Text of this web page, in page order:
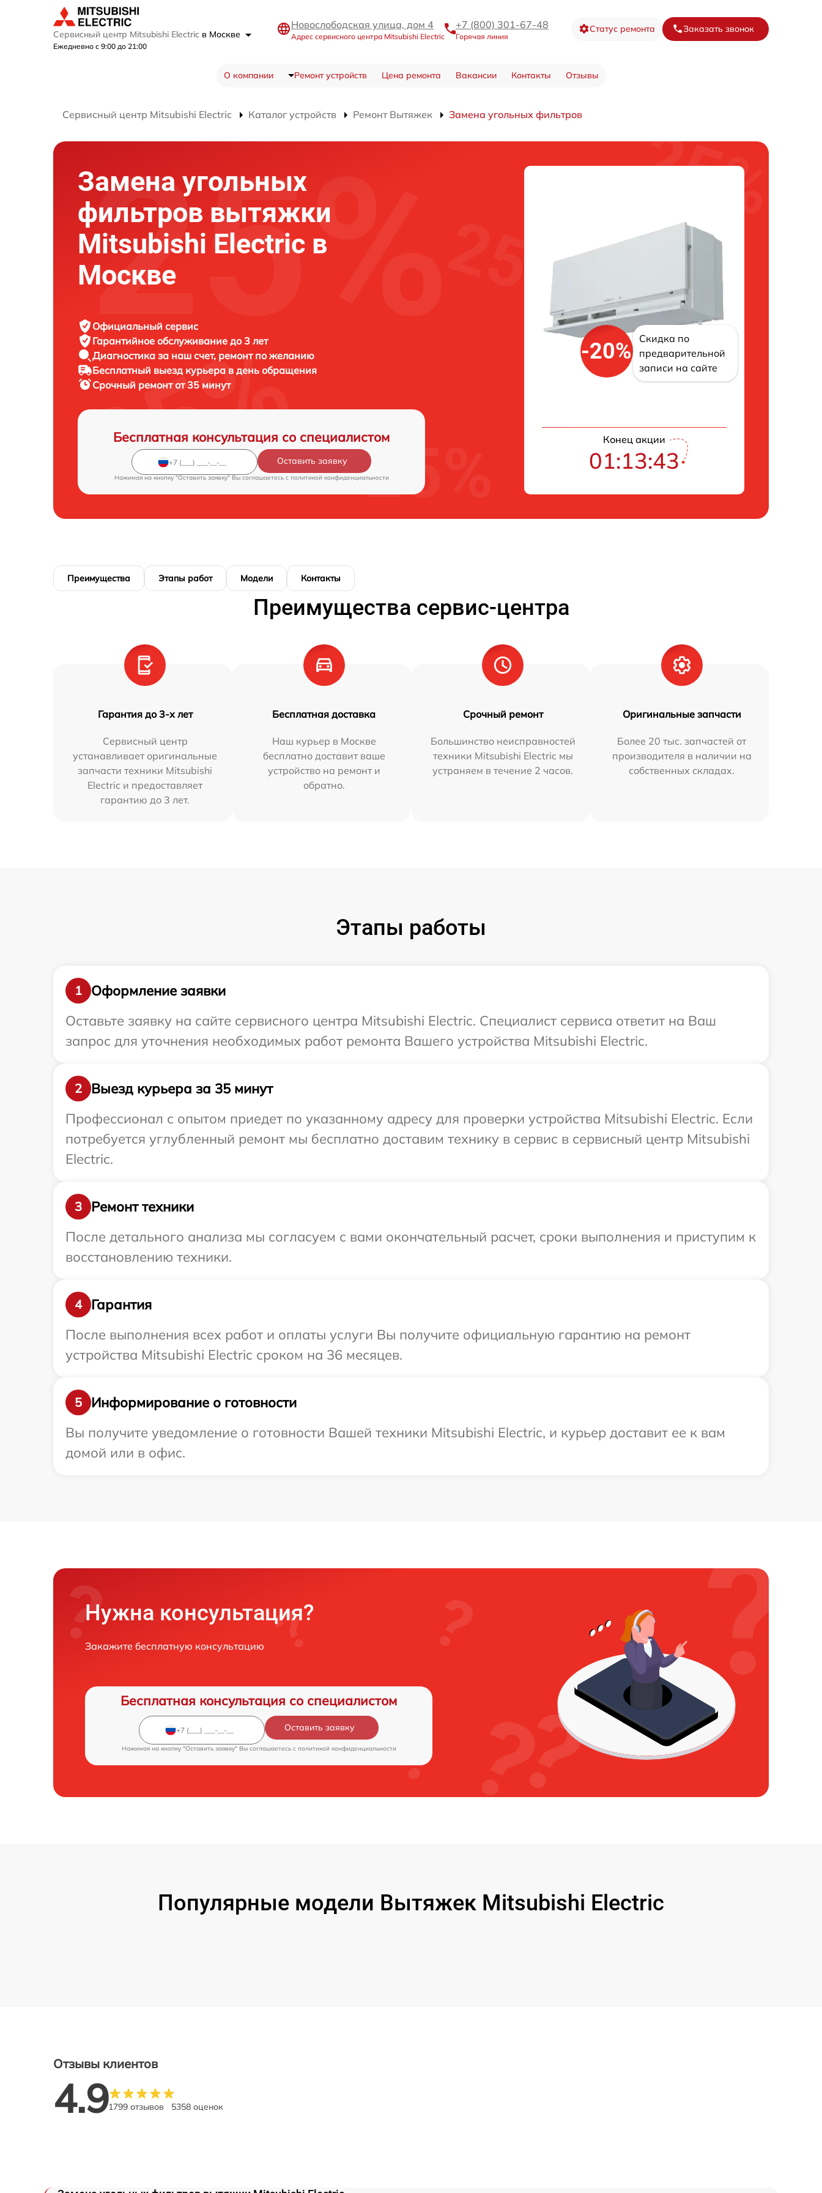
Сервисный центр Mitsubishi Electric в Москве
Ежедневно с 9:00 до 21:00
Новослободская улица, дом 4
Адрес сервисного центра Mitsubishi Electric
+7 (800) 301-67-48
Горячая линия
Статус ремонта Заказать звонок
О компании Ремонт устройств Цена ремонта Вакансии Контакты Отзывы
Сервисный центр Mitsubishi Electric Каталог устройств Ремонт Вытяжек Замена угольных фильтров
Замена угольных
фильтров вытяжки
Mitsubishi Electric в
Москве
Официальный сервис
Гарантийное обслуживание до 3 лет
Диагностика за наш счет, ремонт по желанию
Бесплатный выезд курьера в день обращения
Срочный ремонтот 35 минут
Бесплатная консультация со специалистом
Оставить заявку
Нажимая на кнопку "Оставить заявку" Вы соглашаетесь c политикой конфиденциальности
-20%
Скидка по
предварительной
записи на сайте
Конец акции
01:13:42
Преимущества Этапы работ Модели Контакты
Преимущества сервис-центра
Гарантия до 3-х лет
Сервисный центр
устанавливает оригинальные
запчасти техники Mitsubishi
Electric и предоставляет
гарантию до 3 лет.
Бесплатная доставка
Наш курьер в Москве
бесплатно доставит ваше
устройство на ремонт и
обратно.
Срочный ремонт
Большинство неисправностей
техники Mitsubishi Electric мы
устраняем в течение 2 часов.
Оригинальные запчасти
Более 20 тыс. запчастей от
производителя в наличии на
собственных складах.
Этапы работы
1
Оформление заявки
Оставьте заявку на сайте сервисного центра Mitsubishi Electric. Специалист сервиса ответит на Ваш
запрос для уточнения необходимых работ ремонта Вашего устройства Mitsubishi Electric.
2
Выезд курьера за 35 минут
Профессионал с опытом приедет по указанному адресу для проверки устройства Mitsubishi Electric. Если
потребуется углубленный ремонт мы бесплатно доставим технику в сервис в сервисный центр Mitsubishi
Electric.
3
Ремонт техники
После детального анализа мы согласуем с вами окончательный расчет, сроки выполнения и приступим к
восстановлению техники.
4
Гарантия
После выполнения всех работ и оплаты услуги Вы получите официальную гарантию на ремонт
устройства Mitsubishi Electric сроком на 36 месяцев.
5
Информирование о готовности
Вы получите уведомление о готовности Вашей техники Mitsubishi Electric, и курьер доставит ее к вам
домой или в офис.
Нужна консультация?
Закажите бесплатную консультацию
Бесплатная консультация со специалистом
Оставить заявку
Нажимая на кнопку "Оставить заявку" Вы соглашаетесь c политикой конфиденциальности
Популярные модели Вытяжек Mitsubishi Electric
Отзывы клиентов
4.91799 отзывов 5358 оценок